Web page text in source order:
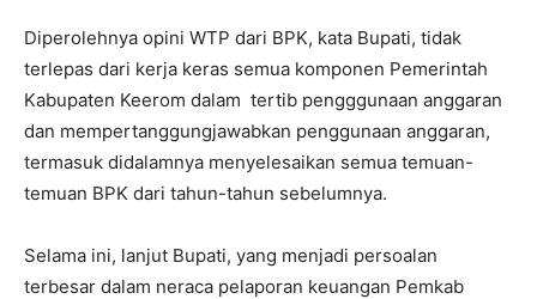
Diperolehnya opini WTP dari BPK, kata Bupati, tidak
terlepas dari kerja keras semua komponen Pemerintah
Kabupaten Keerom dalam tertib pengggunaan anggaran
dan mempertanggungjawabkan penggunaan anggaran,
termasuk didalamnya menyelesaikan semua temuan-
temuan BPK dari tahun-tahun sebelumnya.
Selama ini, lanjut Bupati, yang menjadi persoalan
terbesar dalam neraca pelaporan keuangan Pemkab